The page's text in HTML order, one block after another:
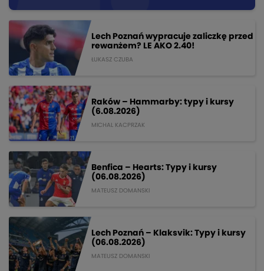
Lech Poznań wypracuje zaliczkę przed
rewanżem? LE AKO 2.40!
ŁUKASZ CZUBA
Raków – Hammarby: typy i kursy
(6.08.2026)
MICHAL KACPRZAK
Benfica – Hearts: Typy i kursy
(06.08.2026)
MATEUSZ DOMANSKI
Lech Poznań – Klaksvik: Typy i kursy
(06.08.2026)
MATEUSZ DOMANSKI